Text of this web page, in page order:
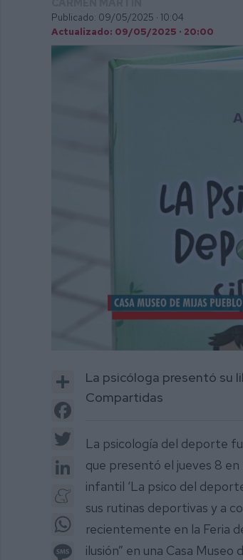
Publicado: 09/05/2025 · 10:04
Actualizado: 09/05/2025 · 20:00
2
minutes,
seconds
Share
Facebook
LinkedIn
Meneame
Message
La psicóloga presentó su
Compartidas
La psicología del deporte
que presentó el jueves 8
infantil ‘La psico del
sus rutinas deportivas y a
recientemente en la Feria
ilusión” en una Casa